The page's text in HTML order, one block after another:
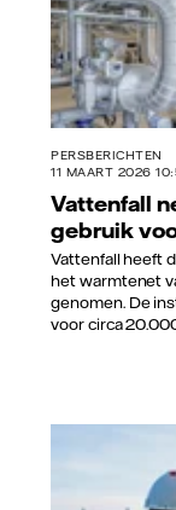
PERSBERICHTEN
11 MAART 2026
Vattenfall
gebruik
Vattenfall heeft
het warmtenet
genomen. De
voor circa